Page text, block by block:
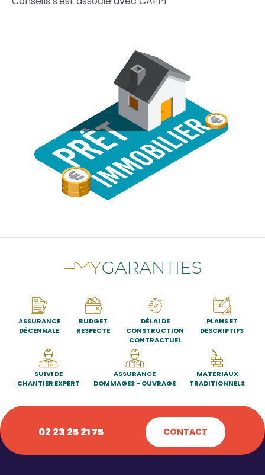
ASSURANCE
DÉCENNALE
BUDGET
RESPECTÉ
DÉLAI DE
CONSTRUCTION
CONTRACTUEL
PLANS ET
DESCRIPTIFS
SUIVI DE
CHANTIER EXPERT
ASSURANCE
DOMMAGES - OUVRAGE
MATÉRIAUX
TRADITIONNELS
02 23 25 21 75 CONTACT